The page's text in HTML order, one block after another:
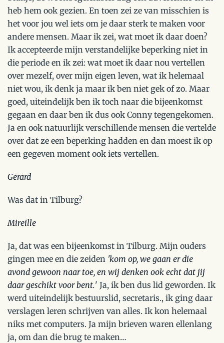
heb hem ook gezien. En toen zei ze van misschien is
het voor jou wel iets om je daar sterk te maken voor
andere mensen. Maar ik zei, wat moet ik daar doen?
Ik accepteerde mijn verstandelijke beperking niet in
die periode en ik zei: wat moet ik daar nou vertellen
over mezelf, over mijn eigen leven, wat ik helemaal
niet wou, ik denk ja maar ik ben niet gek of zo. Maar
goed, uiteindelijk ben ik toch naar die bijeenkomst
gegaan en daar ben ik dus ook Conny tegengekomen.
Ja en ook natuurlijk verschillende mensen die vertelde
over dat ze een beperking hadden en dan moest ik op
een gegeven moment ook iets vertellen.
Gerard
Was dat in Tilburg?
Mireille
Ja, dat was een bijeenkomst in Tilburg. Mijn ouders
gingen mee en die zeiden 'kom op, we gaan er die
avond gewoon naar toe, en wij denken ook echt dat jij
daar geschikt voor bent.' Ja, ik ben dus lid geworden. Ik
werd uiteindelijk bestuurslid, secretaris., ik ging daar
verslagen leren schrijven van alles. Ik kon helemaal
niks met computers. Ja mijn brieven waren ellenlang
ja, om dan die brug te maken…